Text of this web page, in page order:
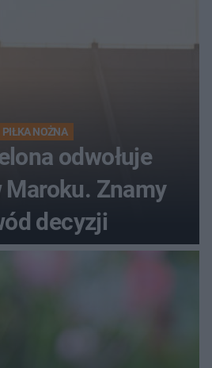
PIŁKA NOŻNA
odwołuje
Maroku. Znamy
decyzji